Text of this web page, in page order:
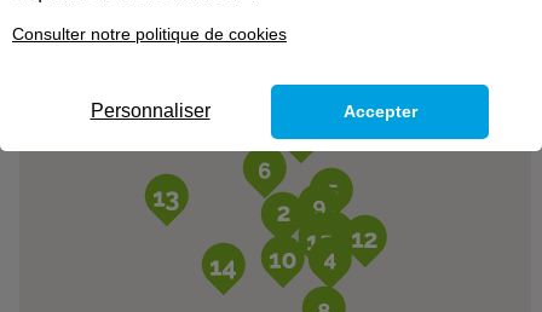
Consulter notre politique de cookies
Personnaliser Accepter